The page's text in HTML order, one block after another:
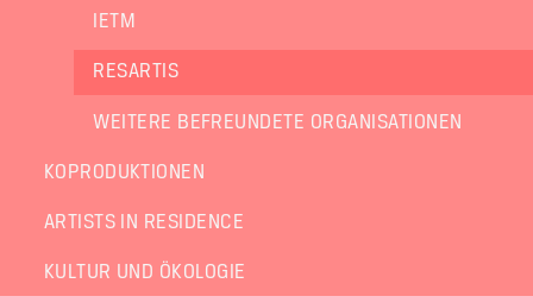
IETM
RESARTIS
WEITERE BEFREUNDETE ORGANISATIONEN
KOPRODUKTIONEN
ARTISTS IN RESIDENCE
KULTUR UND ÖKOLOGIE